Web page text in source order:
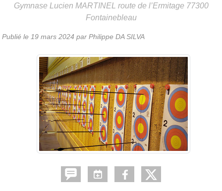
Gymnase Lucien MARTINEL route de l’Ermitage 77300
Fontainebleau
Publié le 19 mars 2024 par Philippe DA SILVA